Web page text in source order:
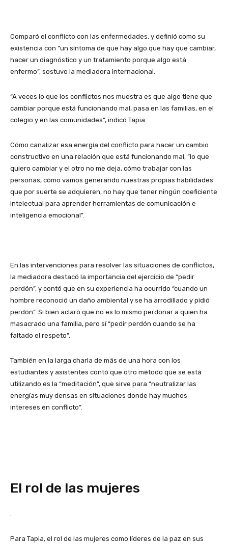
Comparó el conflicto con las enfermedades, y definió como su
existencia con “un síntoma de que hay algo que hay que cambiar,
hacer un diagnóstico y un tratamiento porque algo está
enfermo”, sostuvo la mediadora internacional.
“A veces lo que los conflictos nos muestra es que algo tiene que
cambiar porque está funcionando mal, pasa en las familias, en el
colegio y en las comunidades”, indicó Tapia.
Cómo canalizar esa energía del conflicto para hacer un cambio
constructivo en una relación que está funcionando mal, ”lo que
quiero cambiar y el otro no me deja, cómo trabajar con las
personas, cómo vamos generando nuestras propias habilidades
que por suerte se adquieren, no hay que tener ningún coeficiente
intelectual para aprender herramientas de comunicación e
inteligencia emocional”.
En las intervenciones para resolver las situaciones de conflictos,
la mediadora destacó la importancia del ejercicio de “pedir
perdón”, y contó que en su experiencia ha ocurrido “cuando un
hombre reconoció un daño ambiental y se ha arrodillado y pidió
perdón”. Si bien aclaró que no es lo mismo perdonar a quien ha
masacrado una familia, pero sí “pedir perdón cuando se ha
faltado el respeto”.
También en la larga charla de más de una hora con los
estudiantes y asistentes contó que otro método que se está
utilizando es la “meditación”, que sirve para “neutralizar las
energías muy densas en situaciones donde hay muchos
intereses en conflicto”.
El rol de las mujeres
.
Para Tapia, el rol de las mujeres como líderes de la paz en sus